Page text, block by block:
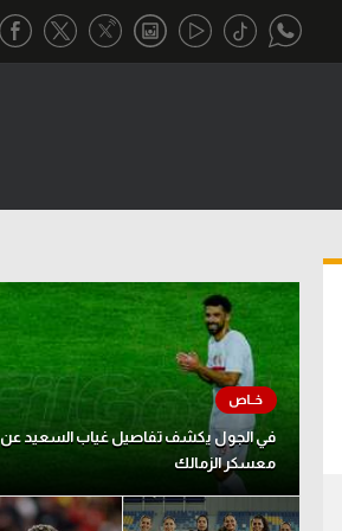
تحقيق في الجول
تقرير في الجول
تحليل في الجول
حكايات في الجول
كويز في الجول
فيديو في الجول
في الجول يكشف تفاصيل غياب السعيد عن
معسكر الزمالك